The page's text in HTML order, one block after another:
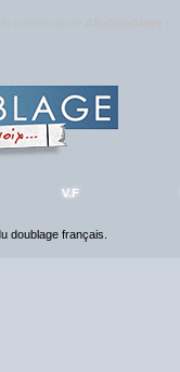
V.F
doublage français.